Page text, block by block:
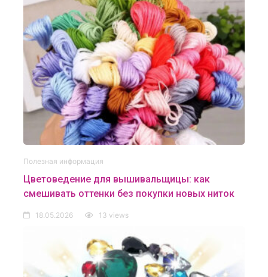
Полезная информация
Цветоведение для вышивальщицы: как
смешивать оттенки без покупки новых ниток
18.05.2026 13 views